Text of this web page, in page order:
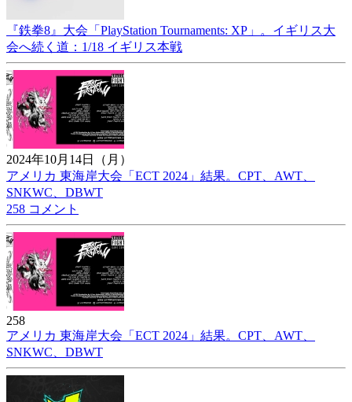
『鉄拳8』大会「PlayStation Tournaments: XP」。イギリス大
会へ続く道：1/18 イギリス本戦
2024年10月14日（月）
アメリカ 東海岸大会「ECT 2024」結果。CPT、AWT、
SNKWC、DBWT
258 コメント
258
アメリカ 東海岸大会「ECT 2024」結果。CPT、AWT、
SNKWC、DBWT